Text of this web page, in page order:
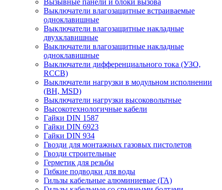
Выключатели влагозащитные встраиваемые
одноклавишные
Выключатели влагозащитные накладные
двухклавишные
Выключатели влагозащитные накладные
одноклавишные
Выключатели дифференциального тока (УЗО,
RCCB)
Выключатели нагрузки в модульном исполнении
(ВН, MSD)
Выключатели нагрузки высоковольтные
Высокотехнологичные кабели
Гайки DIN 1587
Гайки DIN 6923
Гайки DIN 934
Гвозди для монтажных газовых пистолетов
Гвозди строительные
Герметик для резьбы
Гибкие подводки для воды
Гильзы кабельные алюминиевые (ГА)